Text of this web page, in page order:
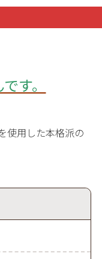
す。
使用した本格派の